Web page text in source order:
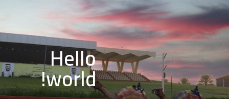
Hello
world!